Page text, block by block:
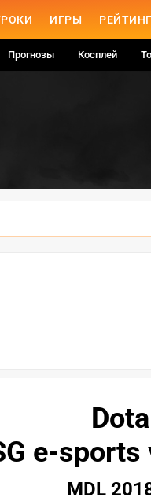
ИГРЫ
Прогнозы Косплей
e-sports
MDL